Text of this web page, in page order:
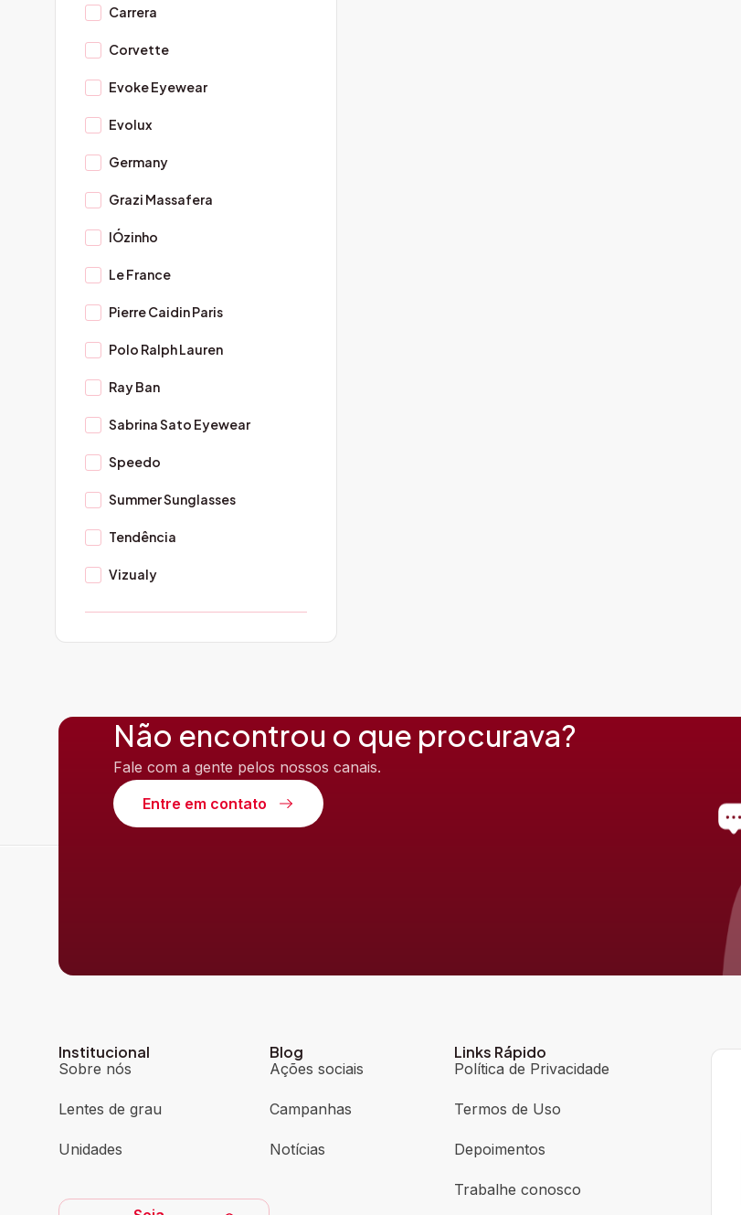
Carrera
Corvette
Evoke Eyewear
Evolux
Germany
Grazi Massafera
IÓzinho
Le France
Pierre Caidin Paris
Polo Ralph Lauren
Ray Ban
Sabrina Sato Eyewear
Speedo
Summer Sunglasses
Tendência
Vizualy
Não encontrou o que procurava?
Fale com a gente pelos nossos canais.
Entre em contato
Institucional
Sobre nós
Lentes de grau
Unidades
Blog
Ações sociais
Campanhas
Notícias
Links Rápido
Política de Privacidade
Termos de Uso
Depoimentos
Trabalhe conosco